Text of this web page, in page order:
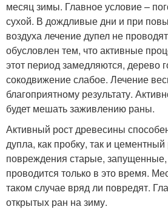
месяц зимы. Главное условие –
сухой. В дождливые дни и при
воздуха лечение дупел не
обусловлен тем, что активные
этот период замедляются, дерево
сокодвижение слабое. Лечение
благоприятному результату.
будет мешать заживлению раны.
Активный рост древесины
дупла, как пробку, так и
повреждения старые,
проводится только в это время.
таком случае вряд ли повредят.
открытых ран на зиму.